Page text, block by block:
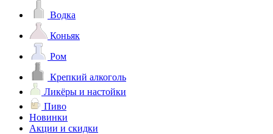
Водка
Коньяк
Ром
Крепкий алкоголь
Ликёры и настойки
Пиво
Новинки
Акции и скидки